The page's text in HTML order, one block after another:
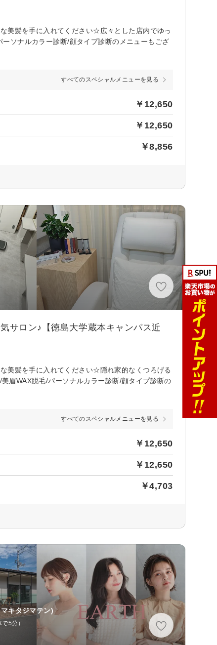
美髪を手に入れてください☆広々とした店内でゆっ
ソナルカラー診断/顔タイプ診断のメニューもござ
すべてのスペシャルメニューを見る
￥12,650
￥12,650
￥8,856
サロン♪【徳島大学蔵本キャンパス近
美髪を手に入れてください☆隠れ家的なくつろげる
眉WAX脱毛/パーソナルカラー診断/顔タイプ診断の
すべてのスペシャルメニューを見る
￥12,650
￥12,650
￥4,703
キタジマテン)
5分）